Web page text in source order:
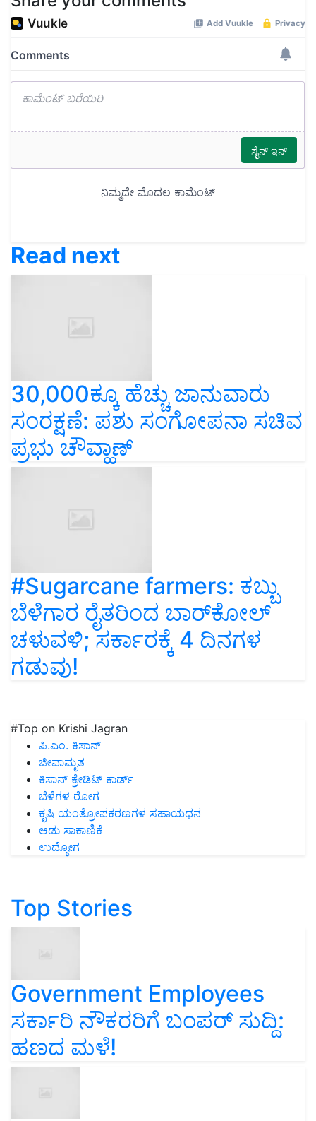
Read next
30,000ಕ್ಕೂ ಹೆಚ್ಚು ಜಾನುವಾರು
ಸಂರಕ್ಷಣೆ: ಪಶು ಸಂಗೋಪನಾ ಸಚಿವ
ಪ್ರಭು ಚೌವ್ಹಾಣ್‌
#Sugarcane farmers: ಕಬ್ಬು
ಬೆಳೆಗಾರ ರೈತರಿಂದ ಬಾರ್‌ಕೋಲ್‌
ಚಳುವಳಿ; ಸರ್ಕಾರಕ್ಕೆ 4 ದಿನಗಳ
ಗಡುವು!
#Top on Krishi Jagran
ಪಿ.ಎಂ. ಕಿಸಾನ್
ಜೀವಾಮೃತ
ಕಿಸಾನ್ ಕ್ರೇಡಿಟ್ ಕಾರ್ಡ್
ಬೆಳೆಗಳ ರೋಗ
ಕೃಷಿ ಯಂತ್ರೋಪಕರಣಗಳ ಸಹಾಯಧನ
ಆಡು ಸಾಕಾಣಿಕೆ
ಉದ್ಯೋಗ
Top Stories
Government Employees
ಸರ್ಕಾರಿ ನೌಕರರಿಗೆ ಬಂಪರ್‌ ಸುದ್ದಿ:
ಹಣದ ಮಳೆ!